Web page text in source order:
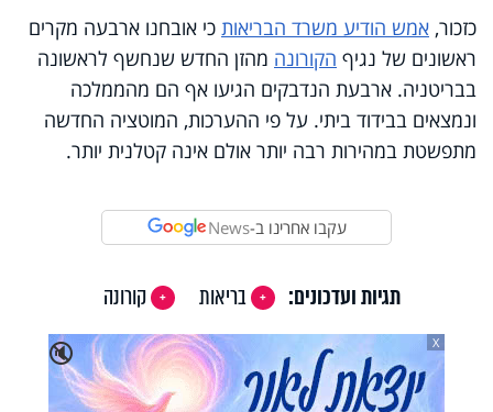
כזכור, אמש הודיע משרד הבריאות כי אובחנו ארבעה מקרים
ראשונים של נגיף הקורונה מהזן החדש שנחשף לראשונה
בבריטניה. ארבעת הנדבקים הגיעו אף הם מהממלכה
ונמצאים בבידוד ביתי. על פי ההערכות, המוטציה החדשה
מתפשטת במהירות רבה יותר אולם אינה קטלנית יותר.
עקבו אחרינו ב-News
תגיות ועדכונים: בריאות
קורונה
🔇
X